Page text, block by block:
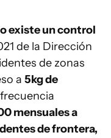
existe un control
de la Dirección
de zonas
a 5kg de
mensuales a
de frontera,